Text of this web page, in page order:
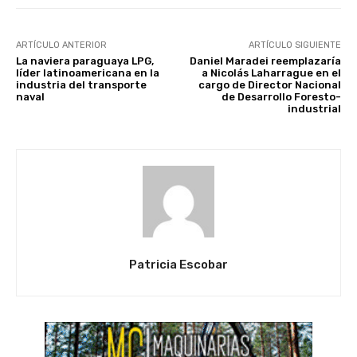
ARTÍCULO ANTERIOR
La naviera paraguaya LPG,
líder latinoamericana en la
industria del transporte
naval
ARTÍCULO SIGUIENTE
Daniel Maradei reemplazaría
a Nicolás Laharrague en el
cargo de Director Nacional
de Desarrollo Foresto-
industrial
Patricia Escobar